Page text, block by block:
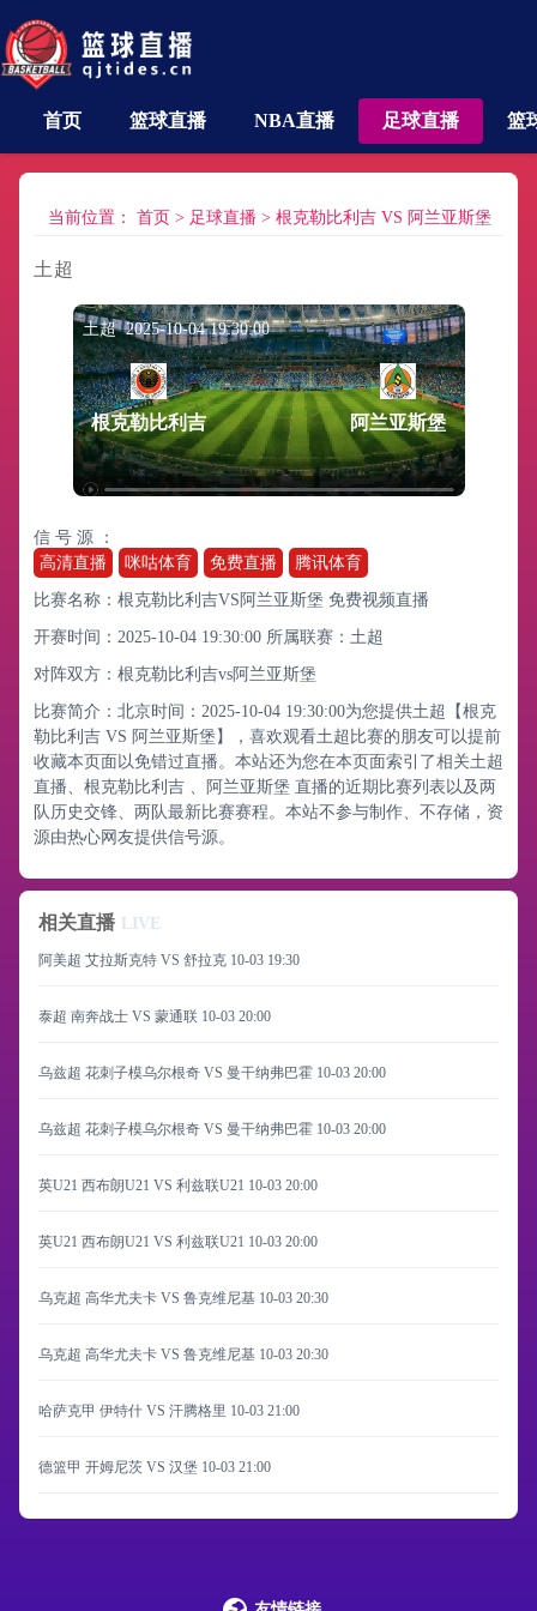
首页 篮球直播 NBA直播 足球直播 篮
当前位置： 首页 > 足球直播 > 根克勒比利吉 VS 阿兰亚斯堡
土超
土超 2025-10-04 19:30:00
根克勒比利吉 阿兰亚斯堡
信 号 源 ：
高清直播
咪咕体育 免费直播 腾讯体育
比赛名称：根克勒比利吉VS阿兰亚斯堡 免费视频直播
开赛时间：2025-10-04 19:30:00 所属联赛： 土超
对阵双方：根克勒比利吉vs阿兰亚斯堡
比赛简介：北京时间：2025-10-04 19:30:00为您提供土超【根克
勒比利吉 VS 阿兰亚斯堡】，喜欢观看土超比赛的朋友可以提前
收藏本页面以免错过直播。本站还为您在本页面索引了相关土超
直播、根克勒比利吉 、阿兰亚斯堡 直播的近期比赛列表以及两
队历史交锋、两队最新比赛赛程。本站不参与制作、不存储，资
源由热心网友提供信号源。
相关直播 LIVE
阿美超 艾拉斯克特 VS 舒拉克 10-03 19:30
泰超 南奔战士 VS 蒙通联 10-03 20:00
乌兹超 花刺子模乌尔根奇 VS 曼干纳弗巴霍 10-03 20:00
乌兹超 花刺子模乌尔根奇 VS 曼干纳弗巴霍 10-03 20:00
英U21 西布朗U21 VS 利兹联U21 10-03 20:00
英U21 西布朗U21 VS 利兹联U21 10-03 20:00
乌克超 高华尤夫卡 VS 鲁克维尼基 10-03 20:30
乌克超 高华尤夫卡 VS 鲁克维尼基 10-03 20:30
哈萨克甲 伊特什 VS 汗腾格里 10-03 21:00
德篮甲 开姆尼茨 VS 汉堡 10-03 21:00